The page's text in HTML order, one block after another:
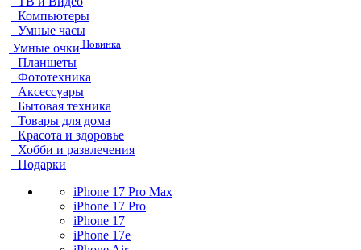
Компьютеры
Умные часы
Умные очки Новинка
Планшеты
Фототехника
Аксессуары
Бытовая техника
Товары для дома
Красота и здоровье
Хобби и развлечения
Подарки
iPhone 17 Pro Max
iPhone 17 Pro
iPhone 17
iPhone 17e